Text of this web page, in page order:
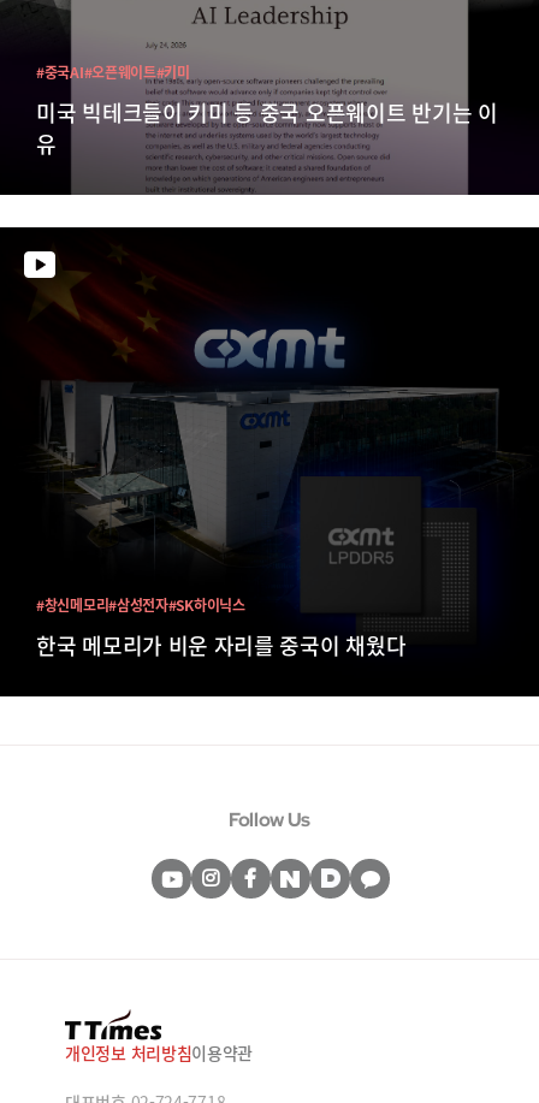
미국 빅테크들이 키미 등 중국 오픈웨이트 반기는 이
유
#중국AI#오픈웨이트#키미
한국 메모리가 비운 자리를 중국이 채웠다
#창신메모리#삼성전자#SK하이닉스
Follow Us
개인정보 처리방침이용약관